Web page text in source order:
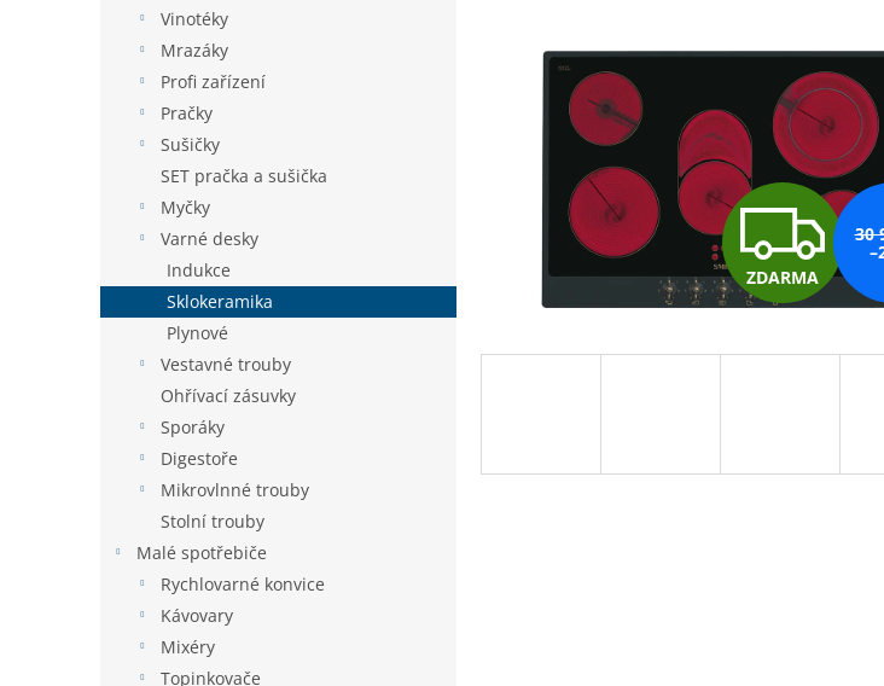
Vinotéky
Mrazáky
Profi zařízení
Pračky
Sušičky
SET pračka a sušička
Myčky
Varné desky
Indukce
Sklokeramika
Plynové
Vestavné trouby
Ohřívací zásuvky
Sporáky
Digestoře
Mikrovlnné trouby
Stolní trouby
Malé spotřebiče
Rychlovarné konvice
Kávovary
Mixéry
Topinkovače
hvězdiček.
Z
D
R
ZDARMA
30